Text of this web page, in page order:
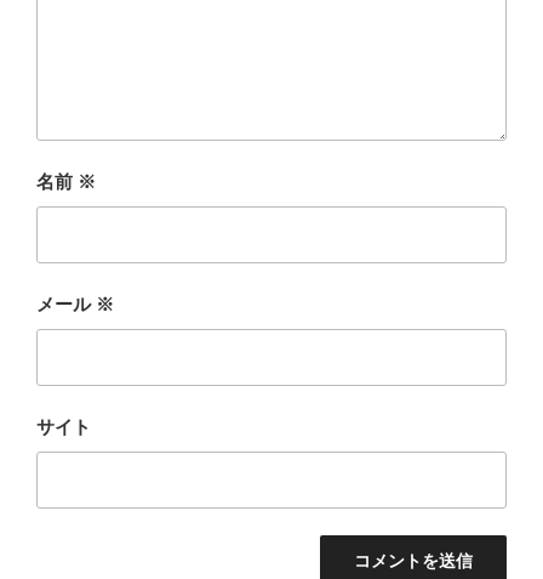
名前 ※
メール ※
サイト